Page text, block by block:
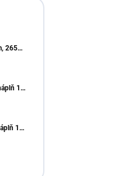
Toaletný papier KAREN JUMBO Ø 25 cm, 265m, 2vrst. (6ks)
SIDOLUX Multicaps White – náhradná náplň 10ks
SIDOLUX Multicaps Color – náhradná náplň 10ks